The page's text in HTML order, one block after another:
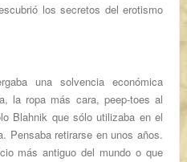
los secretos del erotismo
una solvencia económica
la ropa más cara, peep-toes al
Blahnik que sólo utilizaba en el
Pensaba retirarse en unos años.
más antiguo del mundo o que